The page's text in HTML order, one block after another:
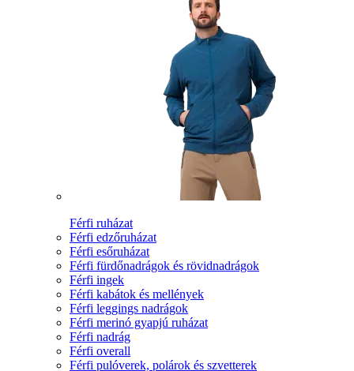
Férfi ruházat
Férfi edzőruházat
Férfi esőruházat
Férfi fürdőnadrágok és rövidnadrágok
Férfi ingek
Férfi kabátok és mellények
Férfi leggings nadrágok
Férfi merinó gyapjú ruházat
Férfi nadrág
Férfi overall
Férfi pulóverek, polárok és szvetterek